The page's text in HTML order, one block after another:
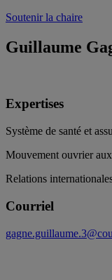
Soutenir la chaire
Guillaume
Expertises
Système de santé et
Mouvement ouvrier
Relations
Courriel